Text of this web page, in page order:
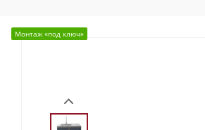
Монтаж «под ключ»